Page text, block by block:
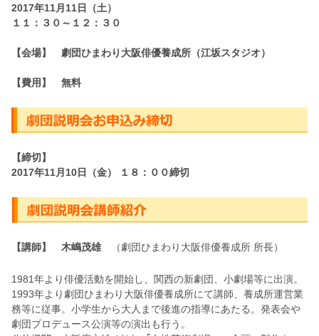
2017年11月11日（土）
１１：３０～１２：３０
【会場】 劇団ひまわり大阪俳優養成所（江坂スタジオ）
【費用】 無料
【締切】
2017年11月10日（金） １８：００締切
【講師】 木嶋茂雄（劇団ひまわり大阪俳優養成所 所長）
1981年より俳優活動を開始し、関西の新劇団、小劇場等に出演。
1993年より劇団ひまわり大阪俳優養成所にて講師、養成所運営業
務等に従事。小学生から大人まで後進の指導にあたる。発表会や
劇団プロデュース公演等の演出も行う。